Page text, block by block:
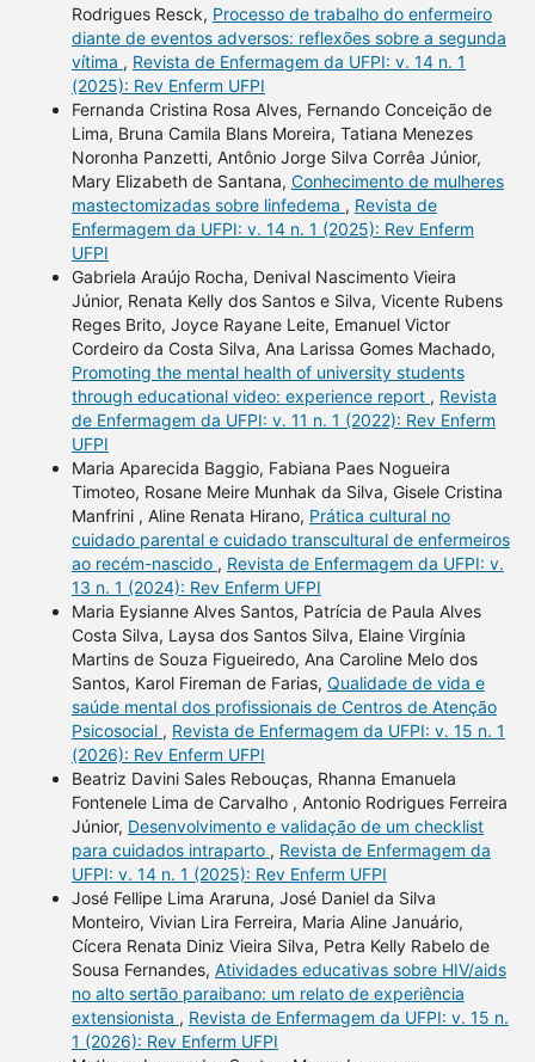
Rodrigues Resck, Processo de trabalho do enfermeiro
diante de eventos adversos: reflexões sobre a segunda
vítima , Revista de Enfermagem da UFPI: v. 14 n. 1
(2025): Rev Enferm UFPI
Fernanda Cristina Rosa Alves, Fernando Conceição de
Lima, Bruna Camila Blans Moreira, Tatiana Menezes
Noronha Panzetti, Antônio Jorge Silva Corrêa Júnior,
Mary Elizabeth de Santana, Conhecimento de mulheres
mastectomizadas sobre linfedema , Revista de
Enfermagem da UFPI: v. 14 n. 1 (2025): Rev Enferm
UFPI
Gabriela Araújo Rocha, Denival Nascimento Vieira
Júnior, Renata Kelly dos Santos e Silva, Vicente Rubens
Reges Brito, Joyce Rayane Leite, Emanuel Victor
Cordeiro da Costa Silva, Ana Larissa Gomes Machado,
Promoting the mental health of university students
through educational video: experience report , Revista
de Enfermagem da UFPI: v. 11 n. 1 (2022): Rev Enferm
UFPI
Maria Aparecida Baggio, Fabiana Paes Nogueira
Timoteo, Rosane Meire Munhak da Silva, Gisele Cristina
Manfrini , Aline Renata Hirano, Prática cultural no
cuidado parental e cuidado transcultural de enfermeiros
ao recém-nascido , Revista de Enfermagem da UFPI: v.
13 n. 1 (2024): Rev Enferm UFPI
Maria Eysianne Alves Santos, Patrícia de Paula Alves
Costa Silva, Laysa dos Santos Silva, Elaine Virgínia
Martins de Souza Figueiredo, Ana Caroline Melo dos
Santos, Karol Fireman de Farias, Qualidade de vida e
saúde mental dos profissionais de Centros de Atenção
Psicosocial , Revista de Enfermagem da UFPI: v. 15 n. 1
(2026): Rev Enferm UFPI
Beatriz Davini Sales Rebouças, Rhanna Emanuela
Fontenele Lima de Carvalho , Antonio Rodrigues Ferreira
Júnior, Desenvolvimento e validação de um checklist
para cuidados intraparto , Revista de Enfermagem da
UFPI: v. 14 n. 1 (2025): Rev Enferm UFPI
José Fellipe Lima Araruna, José Daniel da Silva
Monteiro, Vivian Lira Ferreira, Maria Aline Januário,
Cícera Renata Diniz Vieira Silva, Petra Kelly Rabelo de
Sousa Fernandes, Atividades educativas sobre HIV/aids
no alto sertão paraibano: um relato de experiência
extensionista , Revista de Enfermagem da UFPI: v. 15 n.
1 (2026): Rev Enferm UFPI